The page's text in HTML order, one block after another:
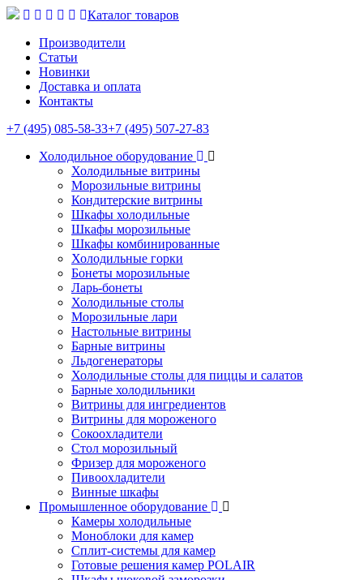
Каталог товаров
Производители
Статьи
Новинки
Доставка и оплата
Контакты
+7 (495) 085-58-33+7 (495) 507-27-83
Холодильное оборудование
Холодильные витрины
Морозильные витрины
Кондитерские витрины
Шкафы холодильные
Шкафы морозильные
Шкафы комбинированные
Холодильные горки
Бонеты морозильные
Ларь-бонеты
Холодильные столы
Морозильные лари
Настольные витрины
Барные витрины
Льдогенераторы
Холодильные столы для пиццы и салатов
Барные холодильники
Витрины для ингредиентов
Витрины для мороженого
Сокоохладители
Стол морозильный
Фризер для мороженого
Пивоохладители
Винные шкафы
Промышленное оборудование
Камеры холодильные
Моноблоки для камер
Сплит-системы для камер
Готовые решения камер POLAIR